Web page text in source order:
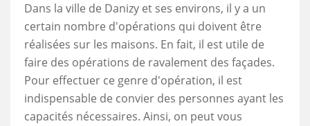
Dans la ville de Danizy et ses environs, il y a un
certain nombre d'opérations qui doivent être
réalisées sur les maisons. En fait, il est utile de
faire des opérations de ravalement des façades.
Pour effectuer ce genre d'opération, il est
indispensable de convier des personnes ayant les
capacités nécessaires. Ainsi, on peut vous